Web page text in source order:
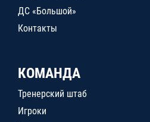
ДС «Большой»
Контакты
КОМАНДА
Тренерский штаб
Игроки